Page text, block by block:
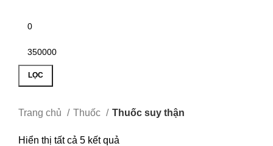
LỌC
Trang chủ Thuốc Thuốc suy thận
Hiển thị tất cả 5 kết quả